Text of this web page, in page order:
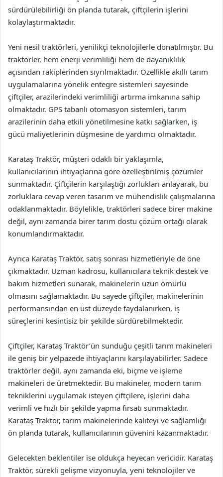
sürdürülebilirliği ön planda tutarak, çiftçilerin işlerini
kolaylaştırmaktadır.
Yeni nesil traktörleri, yenilikçi teknolojilerle donatılmıştır. Bu
traktörler, hem enerji verimliliği hem de dayanıklılık
açısından rakiplerinden sıyrılmaktadır. Özellikle akıllı tarım
uygulamalarına yönelik entegre sistemleri sayesinde
çiftçiler, arazilerindeki verimliliği artırma imkanına sahip
olmaktadır. GPS tabanlı otomasyon sistemleri, tarım
arazilerinin daha etkili yönetilmesine katkı sağlarken, iş
gücü maliyetlerinin düşmesine de yardımcı olmaktadır.
Karataş Traktör, müşteri odaklı bir yaklaşımla,
kullanıcılarının ihtiyaçlarına göre özelleştirilmiş çözümler
sunmaktadır. Çiftçilerin karşılaştığı zorlukları anlayarak, bu
zorluklara cevap veren tasarım ve mühendislik çalışmalarına
odaklanmaktadır. Böylelikle, traktörleri sadece birer makine
değil, aynı zamanda birer tarım dostu çözüm ortağı olarak
konumlandırmaktadır.
Ayrıca Karataş Traktör, satış sonrası hizmetleriyle de öne
çıkmaktadır. Uzman kadrosu, kullanıcılara teknik destek ve
bakım hizmetleri sunarak, makinelerin uzun ömürlü
olmasını sağlamaktadır. Bu sayede çiftçiler, makinelerinin
performansından en üst düzeyde faydalanırken, iş
süreçlerini kesintisiz bir şekilde sürdürebilmektedir.
Çiftçiler, Karataş Traktör’ün sunduğu çeşitli tarım makineleri
ile geniş bir yelpazede ihtiyaçlarını karşılayabilirler. Sadece
traktörler değil, aynı zamanda eki, biçme ve işleme
makineleri de üretmektedir. Bu makineler, modern tarım
tekniklerini uygulamak isteyen çiftçilere, işlerini daha
verimli ve hızlı bir şekilde yapma fırsatı sunmaktadır.
Karataş Traktör, tarım makinelerinde kaliteyi ve sağlamlığı
ön planda tutarak, kullanıcılarının güvenini kazanmaktadır.
Gelecekten beklentiler ise oldukça heyecan vericidir. Karataş
Traktör, sürekli gelişme vizyonuyla, yeni teknolojiler ve